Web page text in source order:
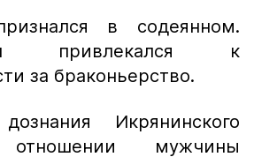
в содеянном.
привлекался к
за браконьерство.
Икрянинского
мужчины